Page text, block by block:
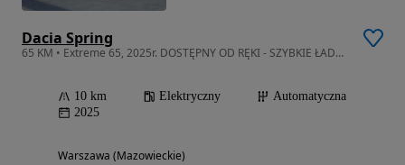
Dacia Spring
65 KM • Extreme 65, 2025r. DOSTĘPNY OD RĘKI - SZYBKIE ŁADOWANIE!
10 km Elektryczny
Automatyczna
2025
Warszawa (Mazowieckie)